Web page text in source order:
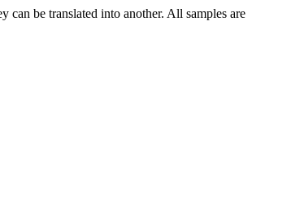
can be translated into another. All samples are